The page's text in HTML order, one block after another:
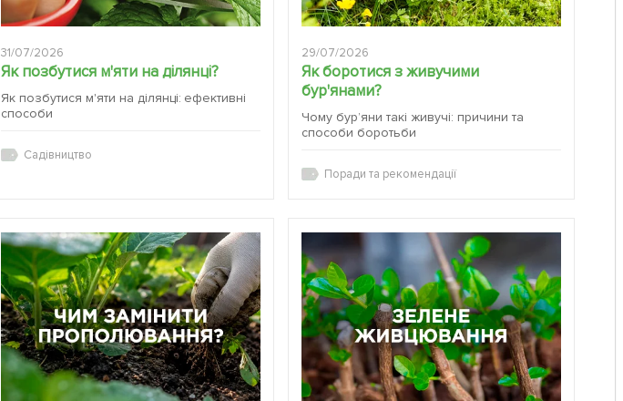
31/07/2026
Як позбутися м'яти на ділянці?
Як позбутися м'яти на ділянці: ефективні
способи
Садівництво
29/07/2026
Як боротися з живучими
бур'янами?
Чому бур’яни такі живучі: причини та
способи боротьби
Поради та рекомендації